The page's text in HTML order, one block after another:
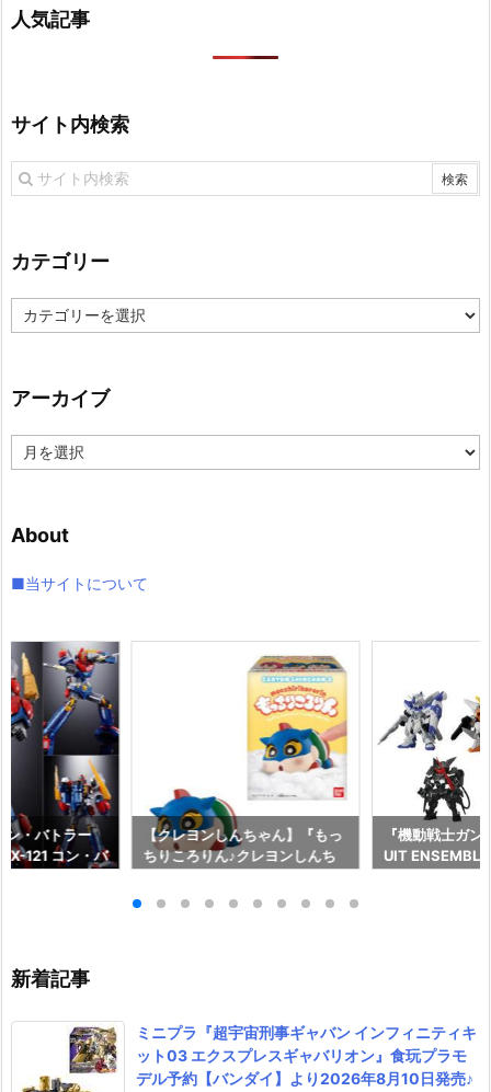
人気記事
サイト内検索
カテゴリー
テ
ー
アーカイブ
ー
ブ
About
■当サイトについて
ン・バトラー
121 コン・バ
【クレヨンしんちゃん】『もっ
ちりころりん♪クレヨンしんち
【バンダイ】より2026年8月1
『機動戦士ガ
UIT
新着記事
ミニプラ『超宇宙刑事ギャバン インフィニティキ
ット03 エクスプレスギャバリオン』食玩プラモ
デル予約【バンダイ】より2026年8月10日発売♪